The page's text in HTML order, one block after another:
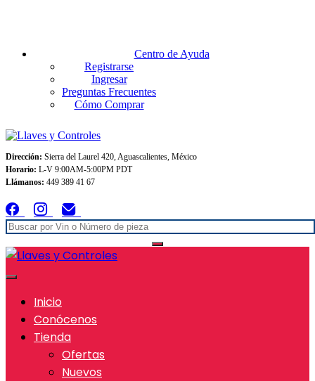
Centro de Ayuda
Registrarse
Ingresar
Preguntas Frecuentes
Cómo Comprar
Dirección: Sierra del Laurel 420, Aguascalientes, México
Horario: L-V 9:00AM-5:00PM PDT
Llámanos: 449 389 41 67
Inicio
Conócenos
Tienda
Ofertas
Nuevos